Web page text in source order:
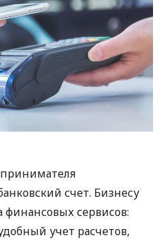
счет. Бизнесу
финансовых сервисов:
учет расчетов,